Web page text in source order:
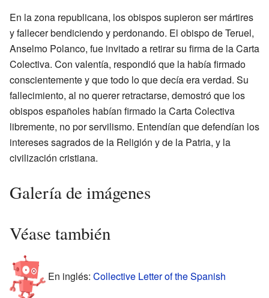
En la zona republicana, los obispos supieron ser mártires
y fallecer bendiciendo y perdonando. El obispo de Teruel,
Anselmo Polanco, fue invitado a retirar su firma de la Carta
Colectiva. Con valentía, respondió que la había firmado
conscientemente y que todo lo que decía era verdad. Su
fallecimiento, al no querer retractarse, demostró que los
obispos españoles habían firmado la Carta Colectiva
libremente, no por servilismo. Entendían que defendían los
intereses sagrados de la Religión y de la Patria, y la
civilización cristiana.
Galería de imágenes
Véase también
En inglés: Collective Letter of the Spanish